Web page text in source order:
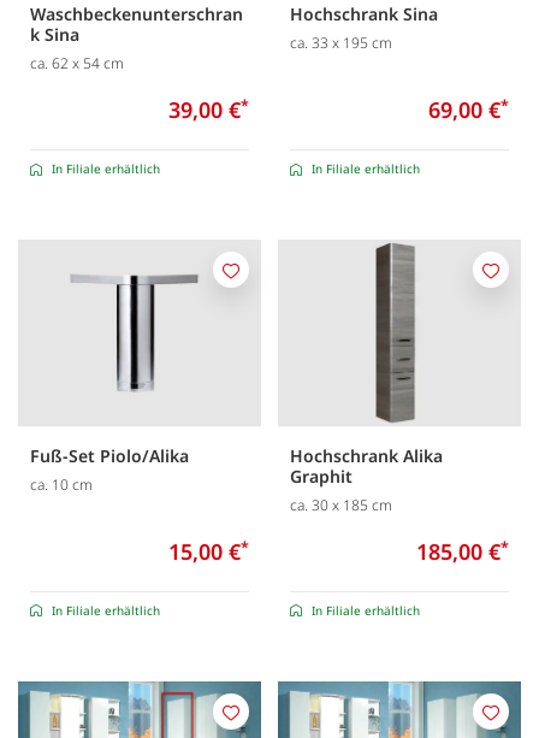
Waschbeckenunterschran
k Sina
ca. 62 x 54 cm
39,00 €*
In Filiale erhältlich
Hochschrank Sina
ca. 33 x 195 cm
69,00 €*
In Filiale erhältlich
Fuß-Set Piolo/Alika
ca. 10 cm
15,00 €*
In Filiale erhältlich
Merken
Hochschrank Alika
Graphit
ca. 30 x 185 cm
185,00 €*
In Filiale erhältlich
Merken